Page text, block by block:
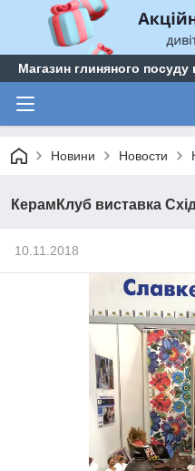
Магазин глиняного
Новини Новости
КерамКлуб виставка
10.11.2018